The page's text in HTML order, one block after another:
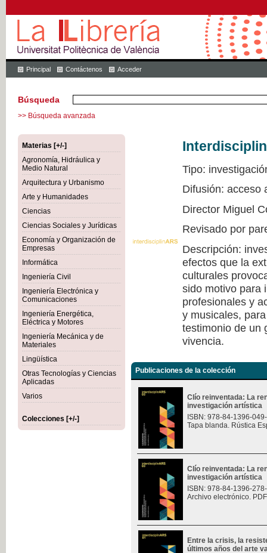
Principal Contáctenos Acceder
Búsqueda
>> Búsqueda avanzada
Materias [+/-]
Agronomía, Hidráulica y
Medio Natural
Arquitectura y Urbanismo
Arte y Humanidades
Ciencias
Ciencias Sociales y Jurídicas
Economía y Organización de
Empresas
Informática
Ingeniería Civil
Ingeniería Electrónica y
Comunicaciones
Ingeniería Energética,
Eléctrica y Motores
Ingeniería Mecánica y de
Materiales
Lingüística
Otras Tecnologías y Ciencias
Aplicadas
Varios
Colecciones [+/-]
Tipo:
Difusión: acceso
Director Miguel
Revisado por
Descripción:
efectos que la
culturales
sido motivo para
profesionales y
y musicales,
testimonio de un
vivencia.
Publicaciones de la colección
Clío reinventada: La
investigación artística
ISBN: 978-84-1396-
Tapa blanda. Rústica
Clío reinventada: La
investigación artística
ISBN: 978-84-1396-
Archivo electrónico.
Entre la crisis, la
últimos años del arte